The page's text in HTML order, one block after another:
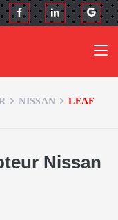
NISSAN LEAF
Nissan